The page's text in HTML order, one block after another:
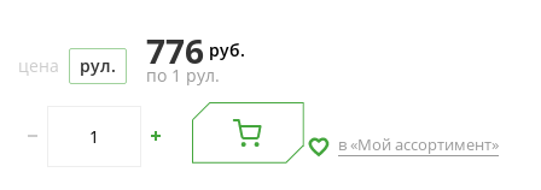
цена рул. 776 руб.
по 1 рул.
в «Мой ассортимент»